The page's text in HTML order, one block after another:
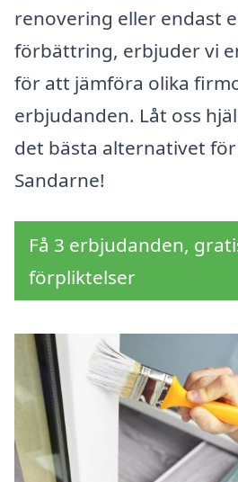
renovering eller endast
förbättring, erbjuder vi
för att jämföra olika
erbjudanden. Låt oss
det bästa alternativet
Sandarne!
Få 3 erbjudanden,
förpliktelser